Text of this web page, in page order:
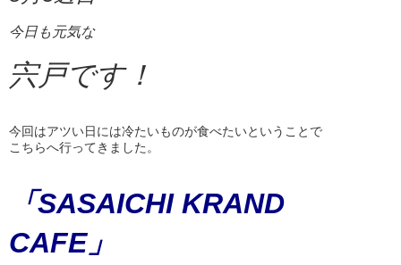
今日も元気な
宍戸です！
今回はアツい日には冷たいものが食べたいということで
こちらへ行ってきました。
「SASAICHI KRAND
CAFE」